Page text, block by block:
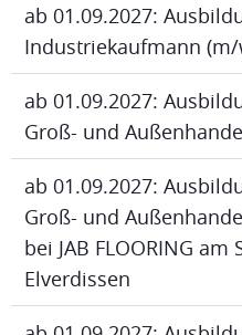
ab 01.09.2027:
Industriekaufmann
ab 01.09.2027:
Groß- und
ab 01.09.2027:
Groß- und
bei JAB FLOORING
Elverdissen